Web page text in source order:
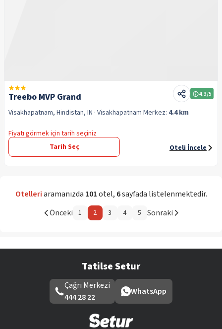
Treebo MVP Grand 4.3/5
Visakhapatnam, Hindistan, IN · Visakhapatnam Merkez: 4.4 km
Fiyatı görmek için tarih seçiniz
Tarih Seç
Oteli İncele
Otelleriaramanızda 101otel, 6sayfada listelenmektedir.
Önceki 1 2 3 4 5 Sonraki
Tatilse Setur
Çağrı Merkezi
444 28 22
WhatsApp